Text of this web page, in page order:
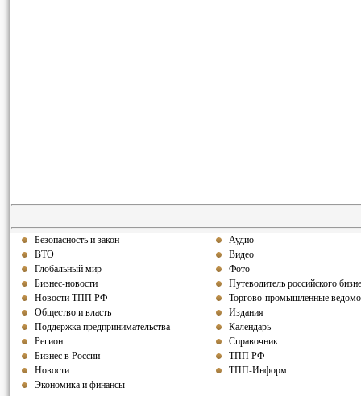
Безопасность и закон
ВТО
Глобальный мир
Бизнес-новости
Новости ТПП РФ
Общество и власть
Поддержка предпринимательства
Регион
Бизнес в России
Новости
Экономика и финансы
Аудио
Видео
Фото
Путеводитель российского
Торгово-промышленные
Издания
Календарь
Справочник
ТПП РФ
ТПП-Информ